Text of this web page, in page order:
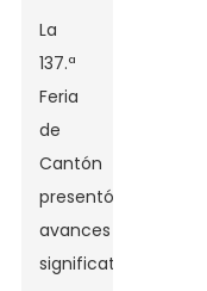
La
137.ª
Feria
de
Cantón
presentó
avances
significativos